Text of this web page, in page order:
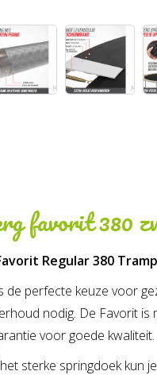
favorit 380
Regular 380
de perfecte keuze voor
nodig. De Favorit
voor goede kwaliteit.
sterke springdoek kun